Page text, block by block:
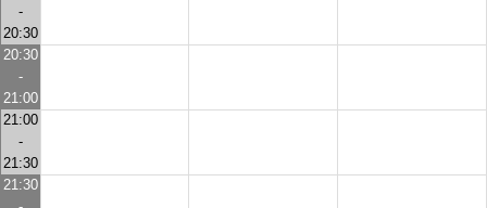
-
20:30
20:30
-
21:00
21:00
-
21:30
21:30